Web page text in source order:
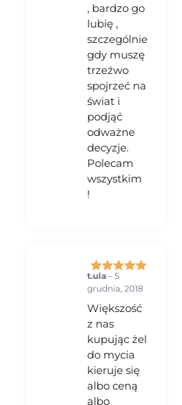
, bardzo go
lubię ,
szczególnie
gdy muszę
trzeźwo
spojrzeć na
świat i
podjąć
odważne
decyzje.
Polecam
wszystkim
!
Oceniono
na 5
t.ula – 5
grudnia, 2018
Większość
z nas
kupując żel
do mycia
kieruje się
albo ceną
albo